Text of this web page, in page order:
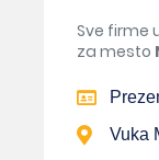
Sve firme
za mesto
Vuka